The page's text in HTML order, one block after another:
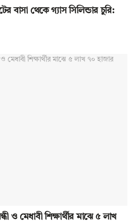
বাসা থেকে গ্যাস সিলিন্ডার চুরি:
ও মেধাবী শিক্ষার্থীর মাঝে ৫ লাখ